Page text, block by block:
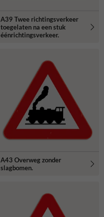
A39 Twee richtingsverkeer
toegelaten na een stuk
éénrichtingsverkeer.
A43 Overweg zonder
slagbomen.